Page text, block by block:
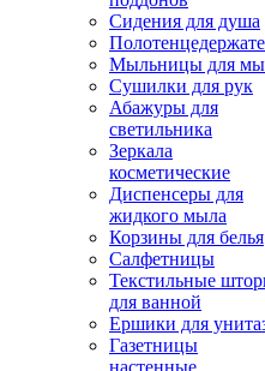
Сидения для душа
Мыльницы для
Сушилки для рук
Абажуры для
светильника
Зеркала
косметические
Диспенсеры для
жидкого мыла
Корзины для белья
Салфетницы
Текстильные
для ванной
Ершики для
Газетницы
настенные